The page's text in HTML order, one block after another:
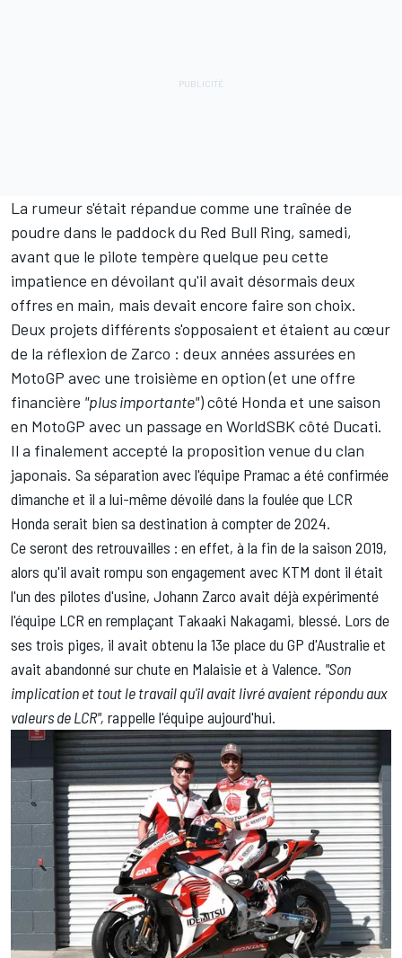
La rumeur s'était répandue comme une traînée de
poudre dans le paddock du Red Bull Ring, samedi,
avant que le pilote tempère quelque peu cette
impatience en dévoilant qu'il avait désormais deux
offres en main, mais devait encore faire son choix.
Deux projets différents s'opposaient et étaient au cœur
de la réflexion de Zarco : deux années assurées en
MotoGP avec une troisième en option (et une offre
financière "plus importante") côté Honda et une saison
en MotoGP avec un passage en WorldSBK côté Ducati.
Il a finalement accepté la proposition venue du clan
japonais. Sa séparation avec l'équipe Pramaca été confirmée
dimanche et il a lui-même dévoilédans la foulée que LCR
Honda serait bien sa destination à compter de 2024.
Ce seront des retrouvailles : en effet, à la fin de la saison 2019,
alors qu'il avait rompu son engagement avec KTM dont il était
l'un des pilotes d'usine, Johann Zarco avait déjà expérimenté
l'équipe LCR en remplaçant Takaaki Nakagami, blessé. Lors de
ses trois piges, il avait obtenu la 13e place du GP d'Australie et
avait abandonné sur chute en Malaisie et à Valence. "Son
implication et tout le travail qu'il avait livré avaient répondu aux
valeurs de LCR", rappelle l'équipe aujourd'hui.